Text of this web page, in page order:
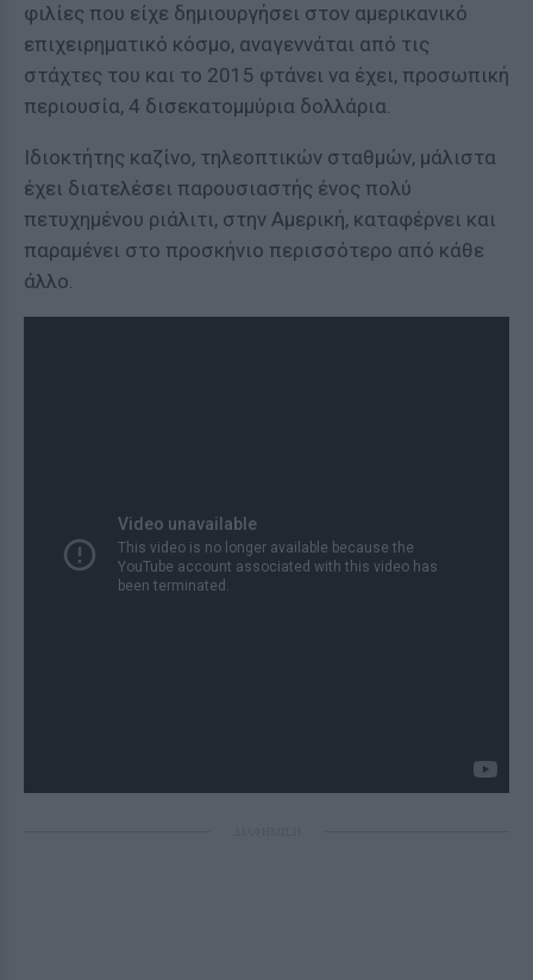
φιλίες που είχε δημιουργήσει στον αμερικανικό
επιχειρηματικό κόσμο, αναγεννάται από τις
στάχτες του και το 2015 φτάνει να έχει, προσωπική
περιουσία, 4 δισεκατομμύρια δολλάρια.
Ιδιοκτήτης καζίνο, τηλεοπτικών σταθμών, μάλιστα
έχει διατελέσει παρουσιαστής ένος πολύ
πετυχημένου ριάλιτι, στην Αμερική, καταφέρνει και
παραμένει στο προσκήνιο περισσότερο από κάθε
άλλο.